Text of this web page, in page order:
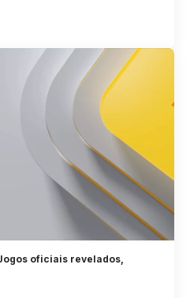
oficiais revelados,